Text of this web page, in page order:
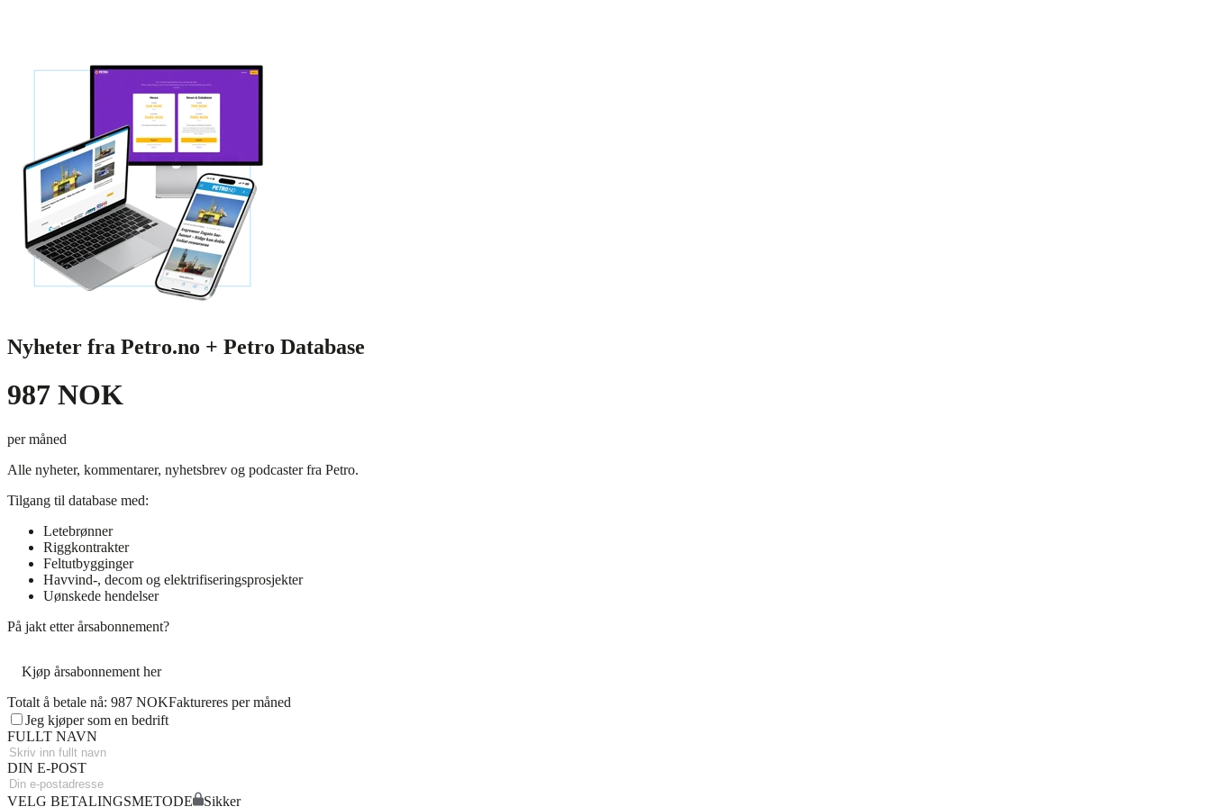
Nyheter fra Petro.no + Petro Database
987 NOK
per måned
Alle nyheter, kommentarer, nyhetsbrev og podcaster fra Petro.
Tilgang til database med:
Letebrønner
Riggkontrakter
Feltutbygginger
Havvind-, decom og elektrifiseringsprosjekter
Uønskede hendelser
På jakt etter årsabonnement?
Kjøp årsabonnement her
Totalt å betale nå: 987 NOKFaktureres per måned
Jeg kjøper som en bedrift
FULLT NAVN
DIN E-POST
VELG BETALINGSMETODE Sikker